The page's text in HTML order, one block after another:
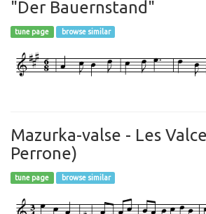
"Der Bauernstand"
tune page browse similar
Mazurka-valse - Les
Perrone)
tune page browse similar